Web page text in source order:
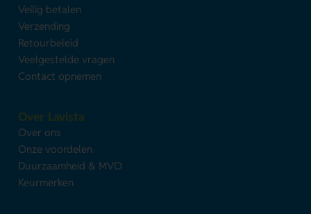
Veilig betalen
Verzending
Retourbeleid
Veelgestelde vragen
Contact opnemen
Over Lavista
Over ons
Onze voordelen
Duurzaamheid & MVO
Keurmerken